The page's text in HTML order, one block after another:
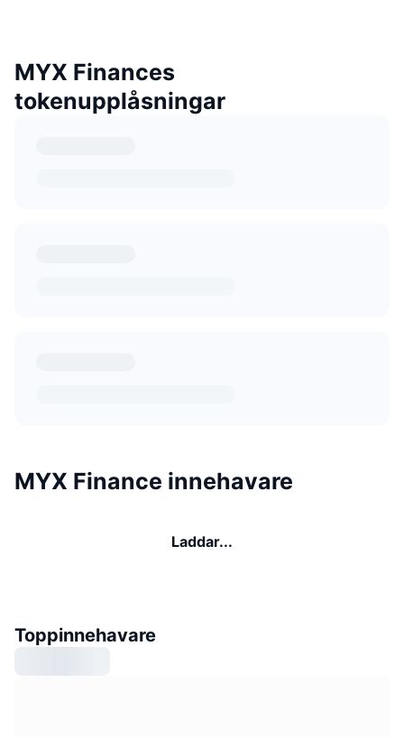
MYX Finances
tokenupplåsningar
MYX Finance innehavare
Laddar...
Toppinnehavare